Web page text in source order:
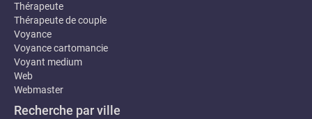
Thérapeute
Thérapeute de couple
Voyance
Voyance cartomancie
Voyant medium
Web
Webmaster
Recherche par ville